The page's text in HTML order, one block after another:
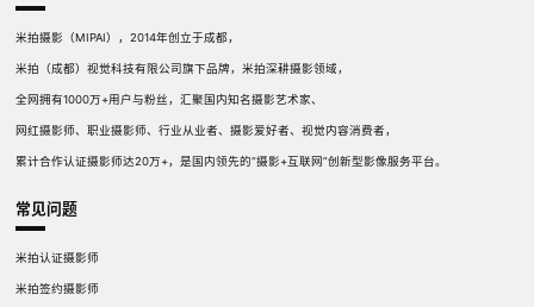
米拍摄影（MIPAI），2014年创立于成都，
米拍（成都）视觉科技有限公司旗下品牌，米拍深耕摄影领域，
全网拥有1000万+用户与粉丝，汇聚国内知名摄影艺术家、
网红摄影师、职业摄影师、行业从业者、摄影爱好者、视觉内容消费者，
累计合作认证摄影师达20万+，是国内领先的“摄影+互联网”创新型影像服务平台。
常见问题
米拍认证摄影师
米拍签约摄影师